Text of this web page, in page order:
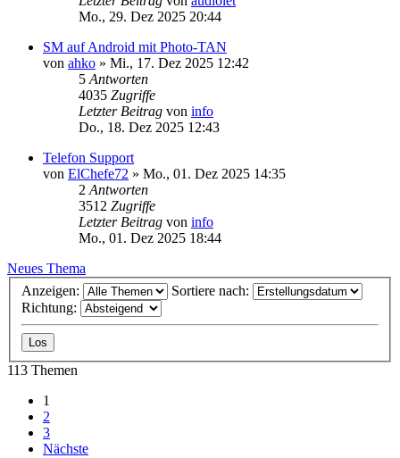
Mo., 29. Dez 2025 20:44
SM auf Android mit Photo-TAN
von ahko » Mi., 17. Dez 2025 12:42
5 Antworten
4035 Zugriffe
Letzter Beitrag von info
Do., 18. Dez 2025 12:43
Telefon Support
von ElChefe72 » Mo., 01. Dez 2025 14:35
2 Antworten
3512 Zugriffe
Letzter Beitrag von info
Mo., 01. Dez 2025 18:44
Neues Thema
Anzeigen:
Sortiere nach:
Richtung:
113 Themen
1
2
3
Nächste